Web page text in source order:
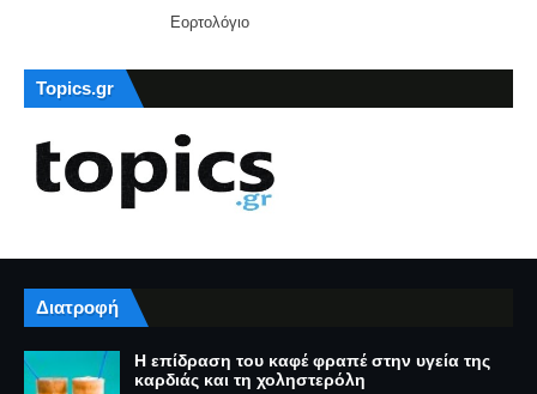
Εορτολόγιο
Topics.gr
Διατροφή
Η επίδραση του καφέ φραπέ στην υγεία της
καρδιάς και τη χοληστερόλη